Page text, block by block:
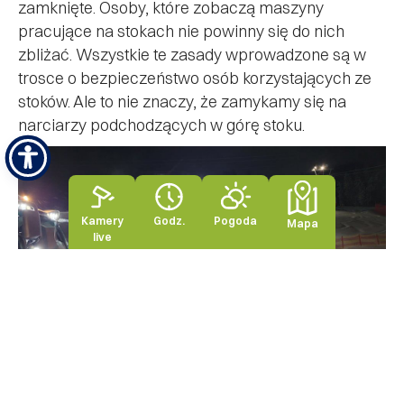
zamknięte. Osoby, które zobaczą maszyny
pracujące na stokach nie powinny się do nich
zbliżać. Wszystkie te zasady wprowadzone są w
trosce o bezpieczeństwo osób korzystających ze
stoków. Ale to nie znaczy, że zamykamy się na
narciarzy podchodzących w górę stoku.
Kamery
live
Godz. Pogoda Mapa